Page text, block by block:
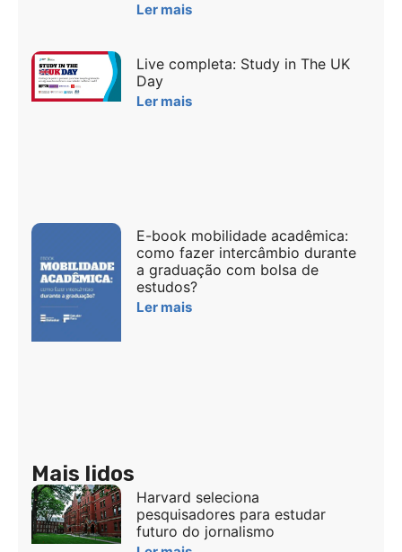
Ler mais
Live completa: Study in The UK
Day
Ler mais
E-book mobilidade acadêmica:
como fazer intercâmbio durante
a graduação com bolsa de
estudos?
Ler mais
Mais lidos
Harvard seleciona
pesquisadores para estudar
futuro do jornalismo